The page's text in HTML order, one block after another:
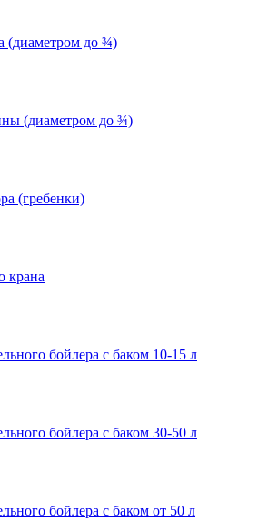
(диаметром до ¾)
(диаметром до ¾)
(гребенки)
крана
бойлера с баком 10-15 л
бойлера с баком 30-50 л
бойлера с баком от 50 л